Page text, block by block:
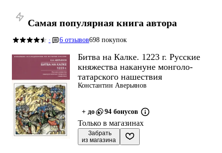
Самая популярная книга автора
· 6 отзывов698 покупок
Битва на Калке. 1223 г. Русские
княжества накануне монголо-
татарского нашествия
Константин Аверьянов
+ до 94 бонусов
Только в магазинах
Забрать
из магазина